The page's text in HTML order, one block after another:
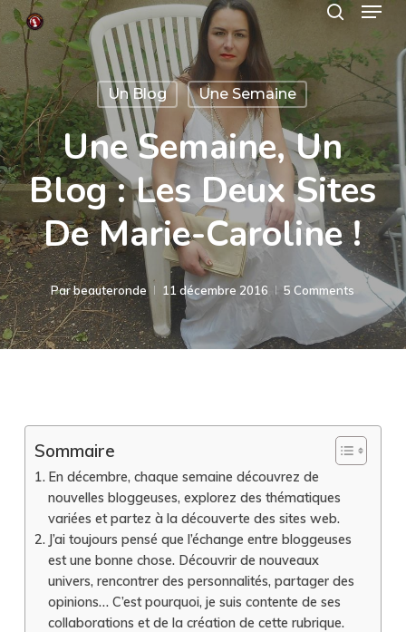
Skip
to
main
content
Un Blog Une Semaine
Une Semaine, Un
Blog : Les Deux Sites
De Marie-Caroline !
Parbeauteronde 11 décembre 2016 5 Comments
Sommaire
En décembre, chaque semaine découvrez de
nouvelles bloggeuses, explorez des thématiques
variées et partez à la découverte des sites web.
J’ai toujours pensé que l’échange entre bloggeuses
est une bonne chose. Découvrir de nouveaux
univers, rencontrer des personnalités, partager des
opinions… C’est pourquoi, je suis contente de ses
collaborations et de la création de cette rubrique.
Close
Menu